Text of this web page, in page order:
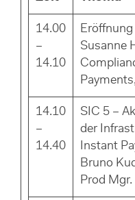
14.00
–
14.10
Eröffnung
Susanne
14.10
–
14.40
SIC 5 –
der
Instant
Bruno
Prod Mgr.